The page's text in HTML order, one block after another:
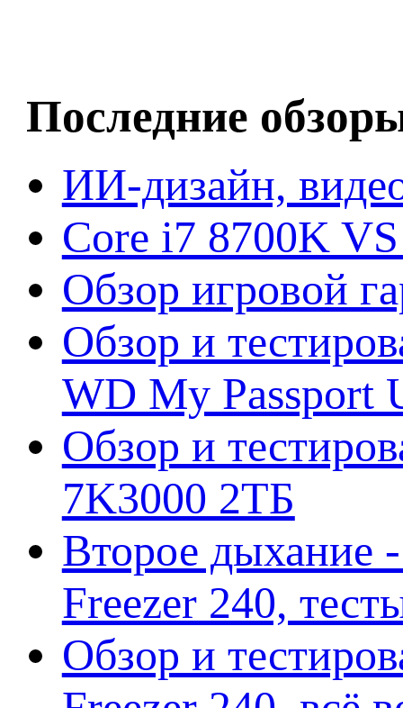
Последние
ИИ-дизайн,
Core i7 8700K
Обзор игровой
Обзор и
WD My Passport
Обзор и
7K3000 2ТБ
Второе дыхание
Freezer 240,
Обзор и